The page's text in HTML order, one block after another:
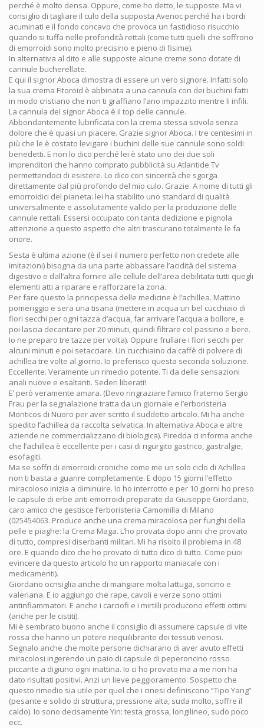
perché è molto densa. Oppure, come ho detto, le supposte. Ma vi
consiglio di tagliare il culo della supposta Avenoc perché ha i bordi
acuminati e il fondo concavo che provoca un fastidioso risucchio
quando si tuffa nelle profondità rettali (come tutti quelli che soffrono
di emorroidi sono molto precisino e pieno di fisime).
In alternativa al dito e alle supposte alcune creme sono dotate di
cannule bucherellate.
E qui il signor Aboca dimostra di essere un vero signore. Infatti solo
la sua crema Fitoroid è abbinata a una cannula con dei buchini fatti
in modo cristiano che non ti graffiano l’ano impazzito mentre li infili.
La cannula del signor Aboca è il top delle cannule.
Abbondantemente lubrificata con la crema stessa scivola senza
dolore che è quasi un piacere. Grazie signor Aboca. I tre centesimi in
più che le è costato levigare i buchini delle sue cannule sono soldi
benedetti. E non lo dico perché lei è stato uno dei due soli
imprenditori che hanno comprato pubblicità su Atlantide Tv
permettendoci di esistere. Lo dico con sincerità che sgorga
direttamente dal più profondo del mio culo. Grazie. A nome di tutti gli
emorroidici del pianeta: lei ha stabilito uno standard di qualità
universalmente e assolutamente valido per la produzione delle
cannule rettali. Essersi occupato con tanta dedizione e pignola
attenzione a questo aspetto che altri trascurano totalmente le fa
onore.
Sesta è ultima azione (è il sei il numero perfetto non credete alle
imitazioni) bisogna da una parte abbassare l’acidità del sistema
digestivo e dall’altra fornire alle cellule dell’area debilitata tutti quegli
elementi atti a riparare e rafforzare la zona.
Per fare questo la principessa delle medicine è l’achillea. Mattino
pomeriggio e sera una tisana (mettere in acqua un bel cucchiaio di
fiori secchi per ogni tazza d’acqua, far arrivare l’acqua a bollore, e
poi lascia decantare per 20 minuti, quindi filtrare col passino e bere.
Io ne preparo tre tazze per volta). Oppure frullare i fiori secchi per
alcuni minuti e poi setacciare. Un cucchiaino da caffè di polvere di
achillea tre volte al giorno. Io preferisco questa seconda soluzione.
Eccellente. Veramente un rimedio potente. Ti da delle sensazioni
anali nuove e esaltanti. Sederi liberati!
E’ però veramente amara. (Devo ringraziare l’amico fraterno Sergio
Frau per la segnalazione tratta da un giornale e l’erboristeria
Monticos di Nuoro per aver scritto il suddetto articolo. Mi ha anche
spedito l’achillea da raccolta selvatica. In alternativa Aboca e altre
aziende ne commercializzano di biologica). Piredda ci informa anche
che l’achillea è eccellente per i casi di rigurgito gastrico, gastralgie,
esofagiti.
Ma se soffri di emorroidi croniche come me un solo ciclo di Achillea
non ti basta a guarire completamente. E dopo 15 giorni l’effetto
miracoloso inizia a diminuire. Io ho interrotto e per 10 giorni ho preso
le capsule di erbe anti emorroidi preparate da Giuseppe Giordano,
caro amico che gestisce l’erboristeria Camomilla di Milano
(025454063. Produce anche una crema miracolosa per funghi della
pelle e piaghe: la Crema Maga. L’ho provata dopo anni che provato
di tutto, compresi diserbanti militari. Mi ha risolto il problema in 48
ore. E quando dico che ho provato di tutto dico di tutto. Come puoi
evincere da questo articolo ho un rapporto maniacale con i
medicamenti).
Giordano ocnsiglia anche di mangiare molta lattuga, soncino e
valeriana. E io aggiungo che rape, cavoli e verze sono ottimi
antinfiammatori. E anche i carciofi e i mirtilli producono effetti ottimi
(anche per le cistiti).
Mi è sembrato buono anche il consiglio di assumere capsule di vite
rossa che hanno un potere riequilibrante dei tessuti venosi.
Segnalo anche che molte persone dichiarano di aver avuto effetti
miracolosi ingerendo un paio di capsule di peperoncino rosso
piccante a digiuno ogni mattina. Io ci ho provato ma a me non ha
dato risultati positivi. Anzi un lieve peggioramento. Sospetto che
questo rimedio sia utile per quel che i cinesi definiscono “Tipo Yang”
(pesante e solido di struttura, pressione alta, suda molto, soffre il
caldo). Io sono decisamente Yin: testa grossa, longilineo, sudo poco
ecc.